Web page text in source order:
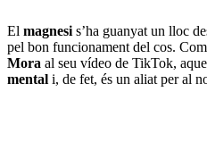
El magnesi s’ha guanyat un lloc
pel bon funcionament del cos.
Mora al seu vídeo de TikTok,
mental i, de fet, és un aliat per al